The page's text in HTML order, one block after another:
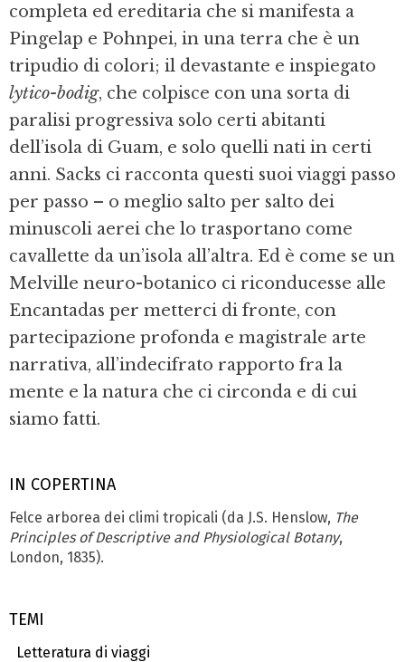
IN COPERTINA
Felce arborea dei climi tropicali (da J.S. Henslow, The
Principles of Descriptive and Physiological Botany,
London, 1835).
TEMI
Letteratura di viaggi
completa ed ereditaria che si manifesta a
Pingelap e Pohnpei, in una terra che è un
tripudio di colori; il devastante e inspiegato
lytico-bodig, che colpisce con una sorta di
paralisi progressiva solo certi abitanti
dell’isola di Guam, e solo quelli nati in certi
anni. Sacks ci racconta questi suoi viaggi passo
per passo – o meglio salto per salto dei
minuscoli aerei che lo trasportano come
cavallette da un’isola all’altra. Ed è come se un
Melville neuro-botanico ci riconducesse alle
Encantadas per metterci di fronte, con
partecipazione profonda e magistrale arte
narrativa, all’indecifrato rapporto fra la
mente e la natura che ci circonda e di cui
siamo fatti.